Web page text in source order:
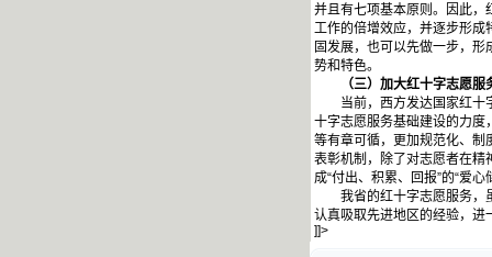
并且有七项基本原则。因此，
工作的倍增效应，并逐步形成
固发展，也可以先做一步，
势和特色。
（三）加大红十字志愿服务
当前，西方发达国家红十字
十字志愿服务基础建设的力度
等有章可循，更加规范化、制
表彰机制，除了对志愿者在精
成“付出、积累、回报”的“爱
我省的红十字志愿服务，虽
认真吸取先进地区的经验，进
]]>